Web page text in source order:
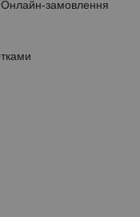
Онлайн-замовлення